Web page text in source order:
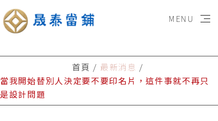
MENU
首頁
房貸專區
首頁
最新消息
當我開始替別人決定要不要印名片，這件事就不再只
是設計問題